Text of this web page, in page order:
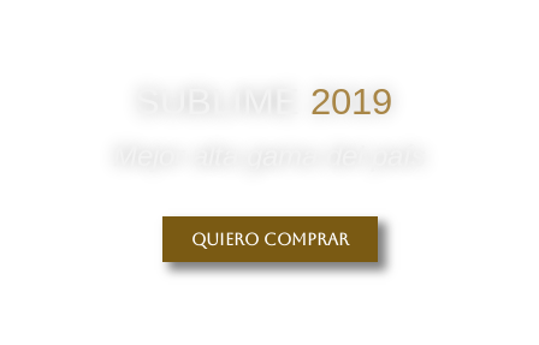
2019
Quiero comprar